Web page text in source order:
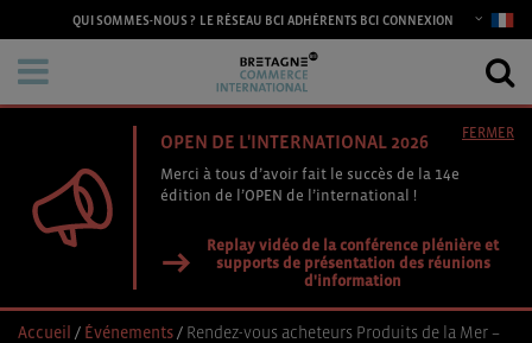
QUI SOMMES-NOUS ? LE RÉSEAU BCI ADHÉRENTS BCI CONNEXION
OPEN DE L'INTERNATIONAL 2026
Merci à tous d’avoir fait le succès de la 14e
édition de l’OPEN de l’international !
Replay vidéo de la conférence plénière et
supports de présentation des réunions
d'information
FERMER
Accueil / Événements/ Rendez-vous acheteurs Produits de la Mer –